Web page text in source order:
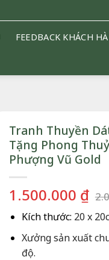
FEEDBACK KHÁCH
Tranh Thuyền
Tặng Phong
Phượng Vũ Gold
1.500.000 ₫
Kích thước: 20 x 20
Xưởng sản xuất
độ.